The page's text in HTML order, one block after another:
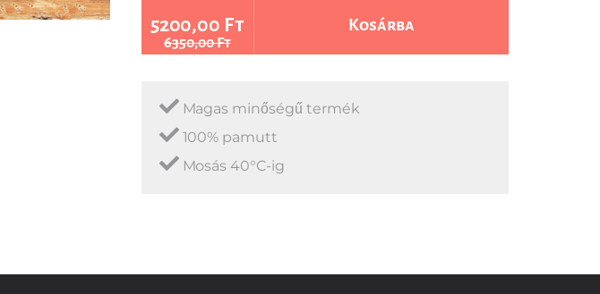
5200,00 Ft
6350,00 Ft
Kosárba
Magas minőségű termék
100% pamutt
Mosás 40°C-ig